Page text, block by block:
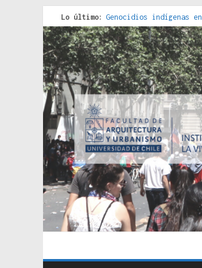
Lo último: Genocidios indígenas
Estudios sobre la
Donde el pedernal
Criterios técnicos para
Red de consultorios